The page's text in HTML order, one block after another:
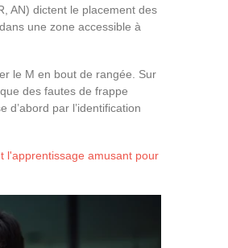
AN) dictent le placement des
une zone accessible à
le M en bout de rangée. Sur
des fautes de frappe
d’abord par l’identification
l'apprentissage amusant pour